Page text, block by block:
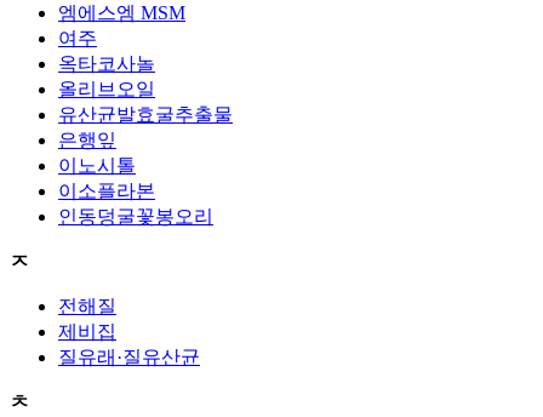
엠에스엠 MSM
여주
옥타코사놀
올리브오일
유산균발효굴추출물
은행잎
이노시톨
이소플라본
인동덩굴꽃봉오리
ㅈ
전해질
제비집
질유래·질유산균
ㅊ